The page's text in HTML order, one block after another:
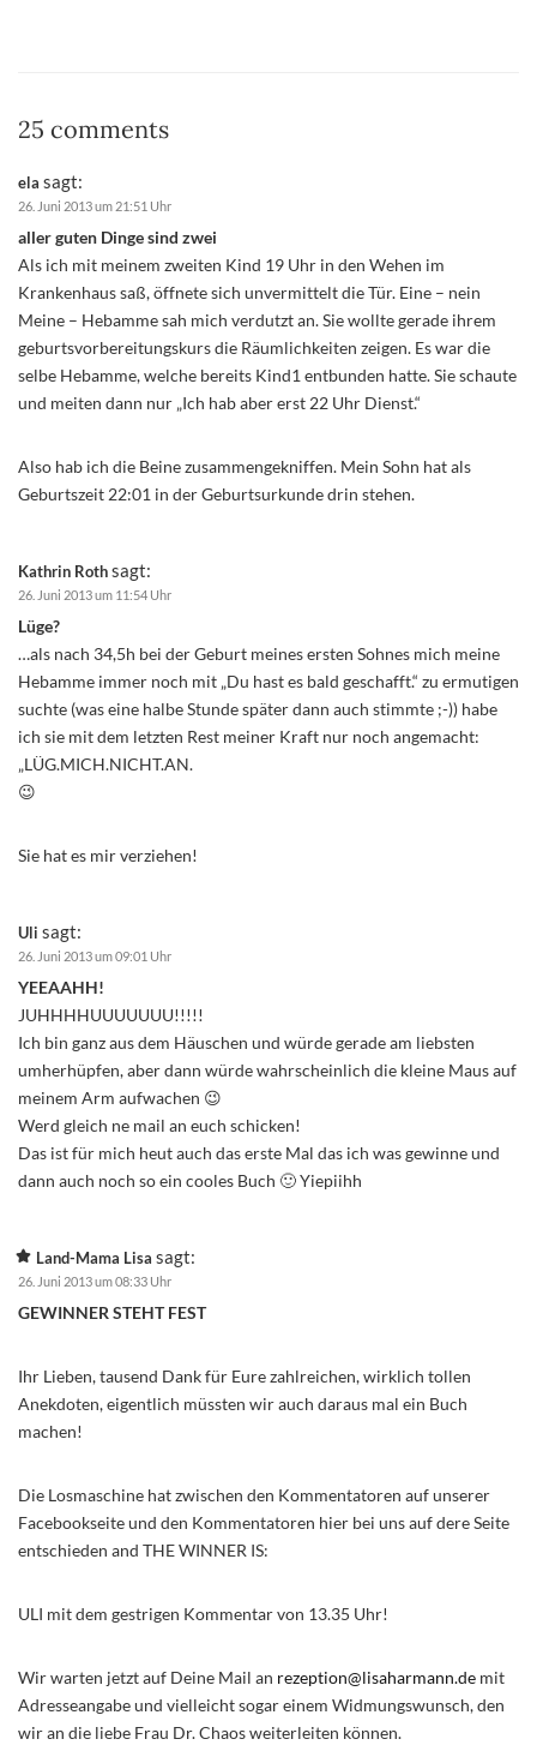
25 comments
ela sagt:
26. Juni 2013 um 21:51 Uhr
aller guten Dinge sind zwei
Als ich mit meinem zweiten Kind 19 Uhr in den Wehen im
Krankenhaus saß, öffnete sich unvermittelt die Tür. Eine – nein
Meine – Hebamme sah mich verdutzt an. Sie wollte gerade ihrem
geburtsvorbereitungskurs die Räumlichkeiten zeigen. Es war die
selbe Hebamme, welche bereits Kind1 entbunden hatte. Sie schaute
und meiten dann nur „Ich hab aber erst 22 Uhr Dienst.“
Also hab ich die Beine zusammengekniffen. Mein Sohn hat als
Geburtszeit 22:01 in der Geburtsurkunde drin stehen.
Kathrin Rothsagt:
26. Juni 2013 um 11:54 Uhr
Lüge?
…als nach 34,5h bei der Geburt meines ersten Sohnes mich meine
Hebamme immer noch mit „Du hast es bald geschafft.“ zu ermutigen
suchte (was eine halbe Stunde später dann auch stimmte ;-)) habe
ich sie mit dem letzten Rest meiner Kraft nur noch angemacht:
„LÜG.MICH.NICHT.AN.
😉
Sie hat es mir verziehen!
Uli sagt:
26. Juni 2013 um 09:01 Uhr
YEEAAHH!
JUHHHHUUUUUUU!!!!!
Ich bin ganz aus dem Häuschen und würde gerade am liebsten
umherhüpfen, aber dann würde wahrscheinlich die kleine Maus auf
meinem Arm aufwachen 😉
Werd gleich ne mail an euch schicken!
Das ist für mich heut auch das erste Mal das ich was gewinne und
dann auch noch so ein cooles Buch 🙂 Yiepiihh
Land-Mama Lisa sagt:
26. Juni 2013 um 08:33 Uhr
GEWINNER STEHT FEST
Ihr Lieben, tausend Dank für Eure zahlreichen, wirklich tollen
Anekdoten, eigentlich müssten wir auch daraus mal ein Buch
machen!
Die Losmaschine hat zwischen den Kommentatoren auf unserer
Facebookseite und den Kommentatoren hier bei uns auf dere Seite
entschieden and THE WINNER IS:
ULI mit dem gestrigen Kommentar von 13.35 Uhr!
Wir warten jetzt auf Deine Mail an rezeption@lisaharmann.de mit
Adresseangabe und vielleicht sogar einem Widmungswunsch, den
wir an die liebe Frau Dr. Chaos weiterleiten können.